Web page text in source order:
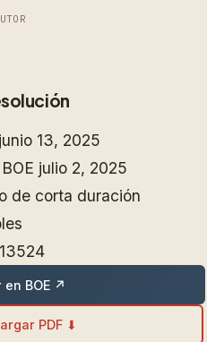
junio 13, 2025
julio 2, 2025
de corta duración
en BOE ↗
PDF ⬇